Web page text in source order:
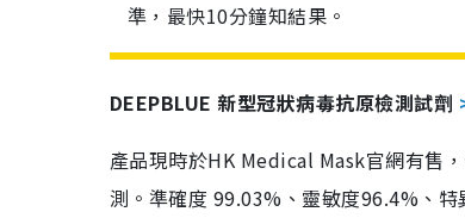
準，最快10分鐘知結果。
DEEPBLUE 新型冠狀病毒抗原檢測試劑
產品現時於HK Medical Mask官網有售
測。準確度 99.03%、靈敏度96.4%、